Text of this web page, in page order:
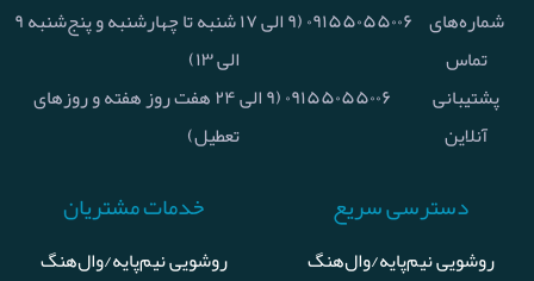
شماره‌های
تماس
۰۹۱۵۵۰۵۵۰۰۶ (۹ الی ۱۷ شنبه تا چهارشنبه و پنج‌شنبه ۹
الی ۱۳)
پشتیبانی
آنلاین
۰۹۱۵۵۰۵۵۰۰۶ (۹ الی ۲۴ هفت روز هفته و روزهای
تعطیل)
دسترسی سریع
روشویی نیم‌پایه/وال‌هنگ
خدمات مشتریان
روشویی نیم‌پایه/وال‌هنگ